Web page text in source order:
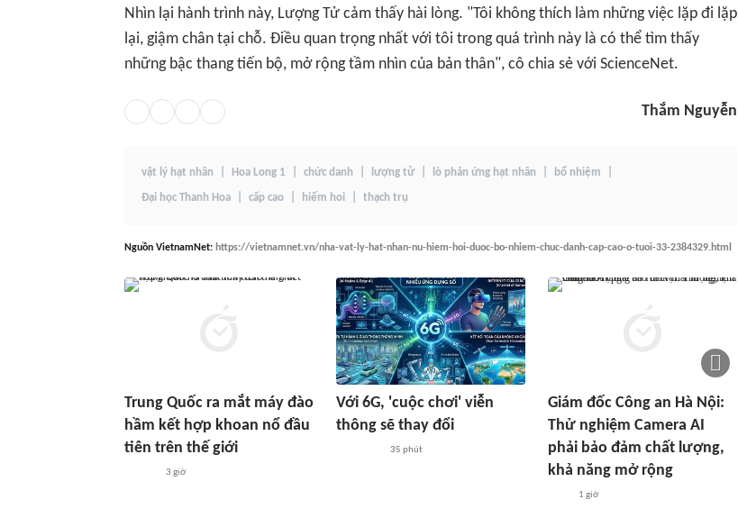
Nhìn lại hành trình này, Lượng Tử cảm thấy hài lòng. "Tôi không thích làm những việc lặp đi lặp
lại, giậm chân tại chỗ. Điều quan trọng nhất với tôi trong quá trình này là có thể tìm thấy
những bậc thang tiến bộ, mở rộng tầm nhìn của bản thân", cô chia sẻ với ScienceNet.
Thắm Nguyễn
vật lý hạt nhân Hoa Long 1 chức danh lượng tử lò phản ứng hạt nhân bổ nhiệm
Đại học Thanh Hoa cấp cao hiếm hoi thạch trụ
Nguồn VietnamNet: https://vietnamnet.vn/nha-vat-ly-hat-nhan-nu-hiem-hoi-duoc-bo-nhiem-chuc-danh-cap-cao-o-tuoi-33-2384329.html
Trung Quốc ra mắt máy đào
hầm kết hợp khoan nổ đầu
tiên trên thế giới
3 giờ
Với 6G, 'cuộc chơi' viễn
thông sẽ thay đổi
35 phút
Giám đốc Công an Hà Nội:
Thử nghiệm Camera AI
phải bảo đảm chất lượng,
khả năng mở rộng
1 giờ